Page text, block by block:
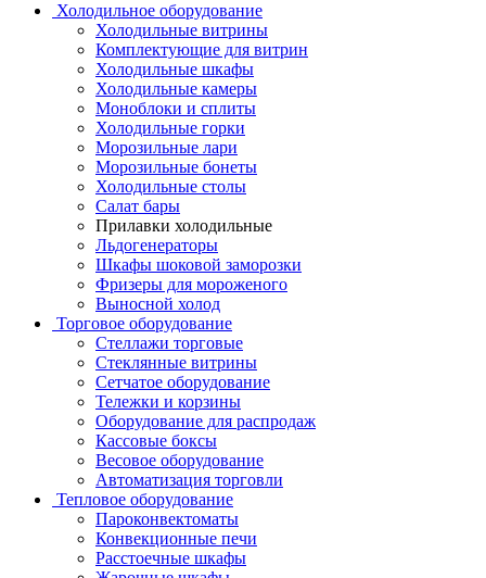
Холодильное оборудование
Холодильные витрины
Комплектующие для витрин
Холодильные шкафы
Холодильные камеры
Моноблоки и сплиты
Холодильные горки
Морозильные лари
Морозильные бонеты
Холодильные столы
Салат бары
Прилавки холодильные
Льдогенераторы
Шкафы шоковой заморозки
Фризеры для мороженого
Выносной холод
Торговое оборудование
Стеллажи торговые
Стеклянные витрины
Сетчатое оборудование
Тележки и корзины
Оборудование для распродаж
Кассовые боксы
Весовое оборудование
Автоматизация торговли
Тепловое оборудование
Пароконвектоматы
Конвекционные печи
Расстоечные шкафы